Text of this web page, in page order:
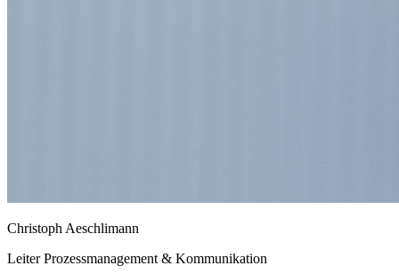
Christoph Aeschlimann
Leiter Prozessmanagement & Kommunikation